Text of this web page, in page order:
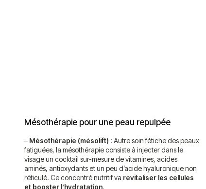
Mésothérapie pour une peau repulpée
– Mésothérapie (mésolift) : Autre soin fétiche des peaux
fatiguées, la mésothérapie consiste à injecter dans le
visage un cocktail sur-mesure de vitamines, acides
aminés, antioxydants et un peu d’acide hyaluronique non
réticulé. Ce concentré nutritif va revitaliser les cellules
et booster l’hydratation.